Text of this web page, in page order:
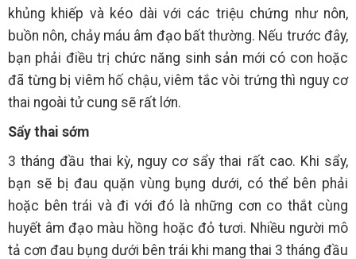
khủng khiếp và kéo dài với các triệu chứng như nôn,
buồn nôn, chảy máu âm đạo bất thường. Nếu trước đây,
bạn phải điều trị chức năng sinh sản mới có con hoặc
đã từng bị viêm hố chậu, viêm tắc vòi trứng thì nguy cơ
thai ngoài tử cung sẽ rất lớn.
Sẩy thai sớm
3 tháng đầu thai kỳ, nguy cơ sẩy thai rất cao. Khi sẩy,
bạn sẽ bị đau quặn vùng bụng dưới, có thể bên phải
hoặc bên trái và đi với đó là những cơn co thắt cùng
huyết âm đạo màu hồng hoặc đỏ tươi. Nhiều người mô
tả cơn đau bụng dưới bên trái khi mang thai 3 tháng đầu